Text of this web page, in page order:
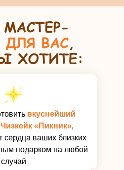
вкуснейший
«Пикник»,
сердца ваших близких
подарком на любой
случай